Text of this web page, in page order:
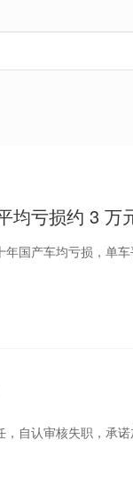
均亏损约 3 万
国产车均亏损，单
自认审核失职，承